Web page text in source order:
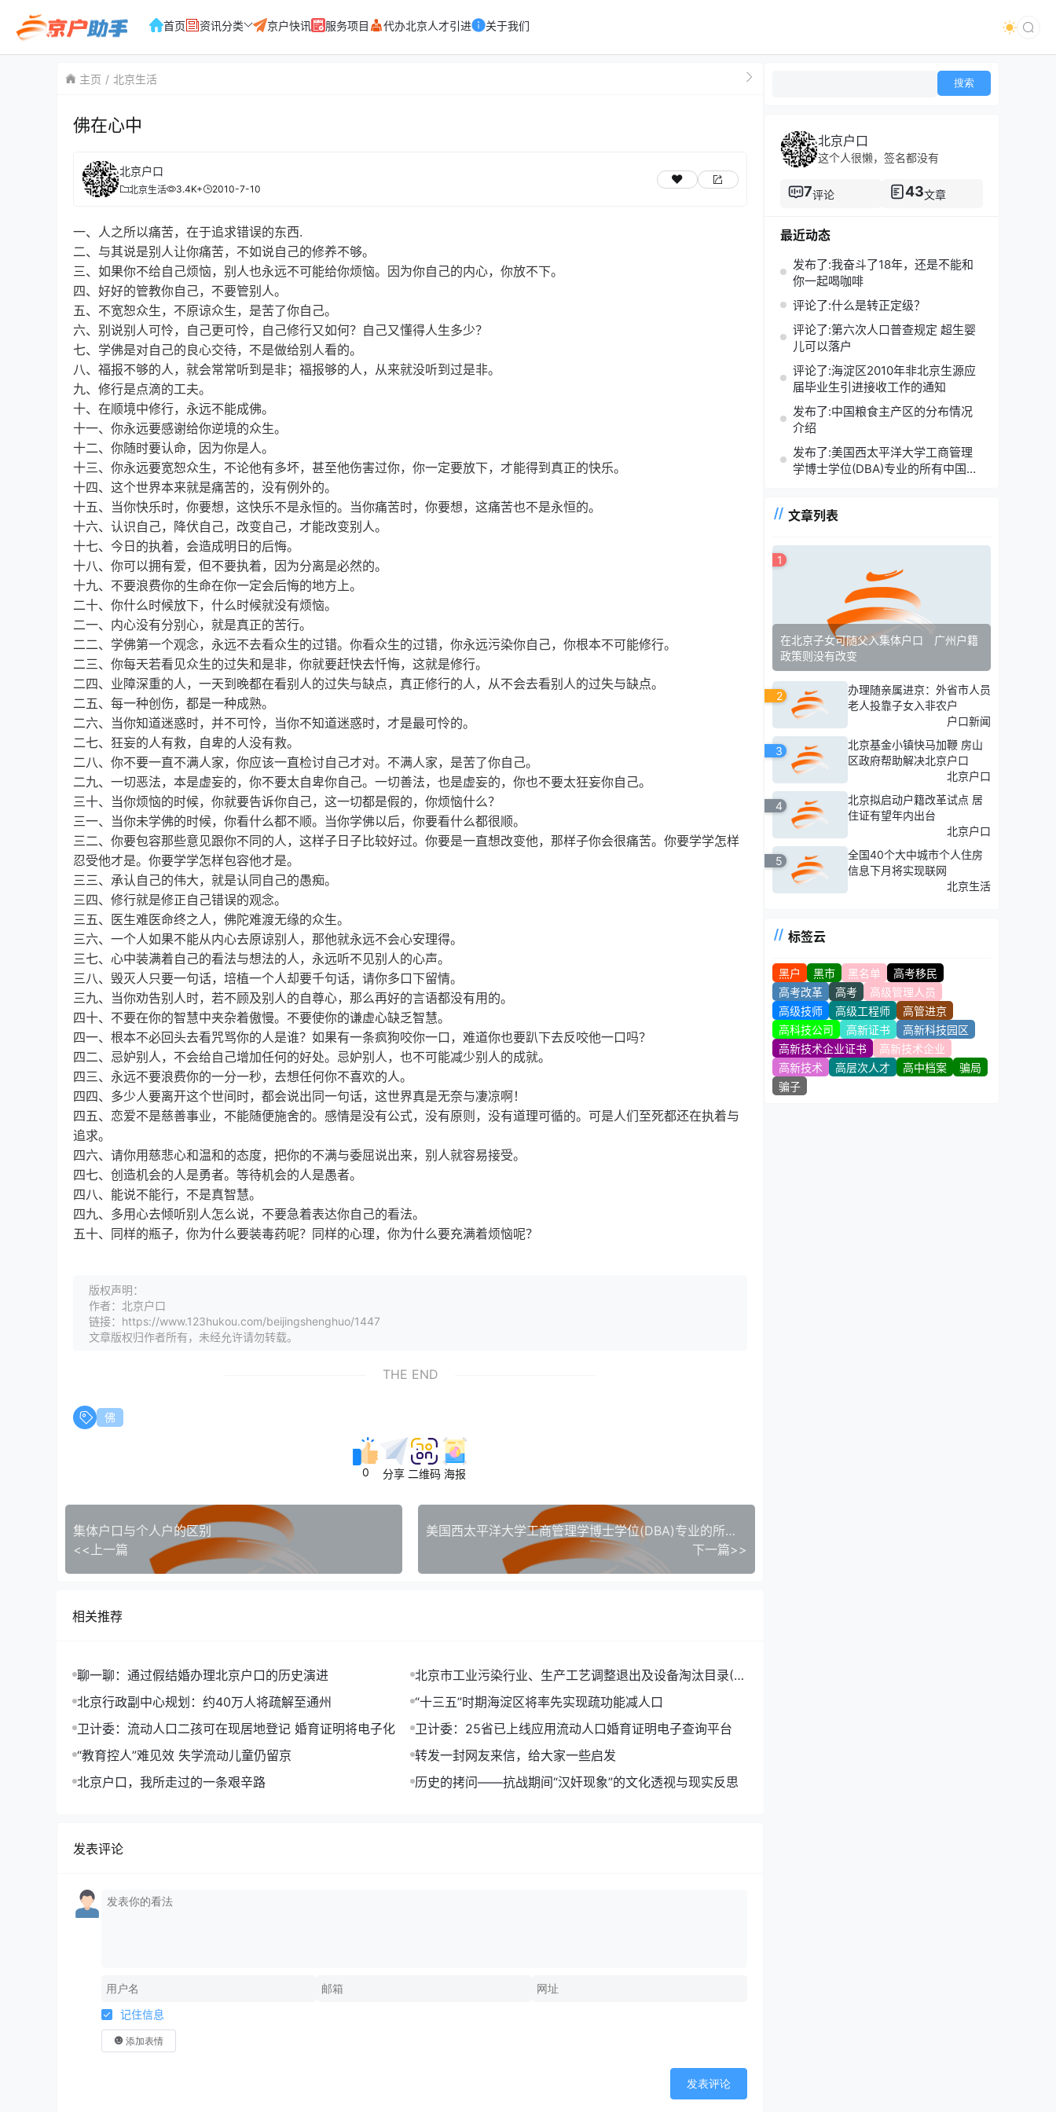
首页 资讯分类 京户快讯 服务项目 代办北京人才引进 关于我们
主页 北京生活
佛在心中
北京户口
北京生活 3.4K+ 2010-7-10
一、人之所以痛苦，在于追求错误的东西.
二、与其说是别人让你痛苦，不如说自己的修养不够。
三、如果你不给自己烦恼，别人也永远不可能给你烦恼。因为你自己的内心，你放不下。
四、好好的管教你自己，不要管别人。
五、不宽恕众生，不原谅众生，是苦了你自己。
六、别说别人可怜，自己更可怜，自己修行又如何？自己又懂得人生多少？
七、学佛是对自己的良心交待，不是做给别人看的。
八、福报不够的人，就会常常听到是非；福报够的人，从来就没听到过是非。
九、修行是点滴的工夫。
十、在顺境中修行，永远不能成佛。
十一、你永远要感谢给你逆境的众生。
十二、你随时要认命，因为你是人。
十三、你永远要宽恕众生，不论他有多坏，甚至他伤害过你，你一定要放下，才能得到真正的快乐。
十四、这个世界本来就是痛苦的，没有例外的。
十五、当你快乐时，你要想，这快乐不是永恒的。当你痛苦时，你要想，这痛苦也不是永恒的。
十六、认识自己，降伏自己，改变自己，才能改变别人。
十七、今日的执着，会造成明日的后悔。
十八、你可以拥有爱，但不要执着，因为分离是必然的。
十九、不要浪费你的生命在你一定会后悔的地方上。
二十、你什么时候放下，什么时候就没有烦恼。
二一、内心没有分别心，就是真正的苦行。
二二、学佛第一个观念，永远不去看众生的过错。你看众生的过错，你永远污染你自己，你根本不可能修行。
二三、你每天若看见众生的过失和是非，你就要赶快去忏悔，这就是修行。
二四、业障深重的人，一天到晚都在看别人的过失与缺点，真正修行的人，从不会去看别人的过失与缺点。
二五、每一种创伤，都是一种成熟。
二六、当你知道迷惑时，并不可怜，当你不知道迷惑时，才是最可怜的。
二七、狂妄的人有救，自卑的人没有救。
二八、你不要一直不满人家，你应该一直检讨自己才对。不满人家，是苦了你自己。
二九、一切恶法，本是虚妄的，你不要太自卑你自己。一切善法，也是虚妄的，你也不要太狂妄你自己。
三十、当你烦恼的时候，你就要告诉你自己，这一切都是假的，你烦恼什么？
三一、当你未学佛的时候，你看什么都不顺。当你学佛以后，你要看什么都很顺。
三二、你要包容那些意见跟你不同的人，这样子日子比较好过。你要是一直想改变他，那样子你会很痛苦。你要学学怎样
忍受他才是。你要学学怎样包容他才是。
三三、承认自己的伟大，就是认同自己的愚痴。
三四、修行就是修正自己错误的观念。
三五、医生难医命终之人，佛陀难渡无缘的众生。
三六、一个人如果不能从内心去原谅别人，那他就永远不会心安理得。
三七、心中装满着自己的看法与想法的人，永远听不见别人的心声。
三八、毁灭人只要一句话，培植一个人却要千句话，请你多口下留情。
三九、当你劝告别人时，若不顾及别人的自尊心，那么再好的言语都没有用的。
四十、不要在你的智慧中夹杂着傲慢。不要使你的谦虚心缺乏智慧。
四一、根本不必回头去看咒骂你的人是谁？如果有一条疯狗咬你一口，难道你也要趴下去反咬他一口吗？
四二、忌妒别人，不会给自己增加任何的好处。忌妒别人，也不可能减少别人的成就。
四三、永远不要浪费你的一分一秒，去想任何你不喜欢的人。
四四、多少人要离开这个世间时，都会说出同一句话，这世界真是无奈与凄凉啊！
四五、恋爱不是慈善事业，不能随便施舍的。感情是没有公式，没有原则，没有道理可循的。可是人们至死都还在执着与
追求。
四六、请你用慈悲心和温和的态度，把你的不满与委屈说出来，别人就容易接受。
四七、创造机会的人是勇者。等待机会的人是愚者。
四八、能说不能行，不是真智慧。
四九、多用心去倾听别人怎么说，不要急着表达你自己的看法。
五十、同样的瓶子，你为什么要装毒药呢？同样的心理，你为什么要充满着烦恼呢？
版权声明：
作者：北京户口
链接：https://www.123hukou.com/beijingshenghuo/1447
文章版权归作者所有，未经允许请勿转载。
THE END
佛
0 分享 二维码 海报
集体户口与个人户的区别
<<上一篇
美国西太平洋大学工商管理学博士学位(DBA)专业的所有中国籍学员名单
下一篇>>
相关推荐
聊一聊：通过假结婚办理北京户口的历史演进
北京市工业污染行业、生产工艺调整退出及设备淘汰目录(2
014年版)
北京行政副中心规划：约40万人将疏解至通州
“十三五”时期海淀区将率先实现疏功能减人口
卫计委：流动人口二孩可在现居地登记 婚育证明将电子化
卫计委：25省已上线应用流动人口婚育证明电子查询平台
“教育控人”难见效 失学流动儿童仍留京
转发一封网友来信，给大家一些启发
北京户口，我所走过的一条艰辛路
历史的拷问——抗战期间“汉奸现象”的文化透视与现实反思
发表评论
记住信息
添加表情
发表评论
北京户口
这个人很懒，签名都没有
7评论 43文章
最近动态
发布了:我奋斗了18年，还是不能和
你一起喝咖啡
评论了:什么是转正定级？
评论了:第六次人口普查规定 超生婴
儿可以落户
评论了:海淀区2010年非北京生源应
届毕业生引进接收工作的通知
发布了:中国粮食主产区的分布情况
介绍
发布了:美国西太平洋大学工商管理
学博士学位(DBA)专业的所有中国籍
文章列表
1
在北京子女可随父入集体户口 广州户籍
政策则没有改变
2
办理随亲属进京：外省市人员
老人投靠子女入非农户
户口新闻
3
北京基金小镇快马加鞭 房山
区政府帮助解决北京户口
北京户口
4
北京拟启动户籍改革试点 居
住证有望年内出台
北京户口
5
全国40个大中城市个人住房
信息下月将实现联网
北京生活
标签云
黑户 黑市 黑名单
高考移民
高考改革
高考
高级管理人员
高级技师
高级工程师
高管进京
高科技公司
高新证书
高新科技园区
高新技术企业证书
高新技术企业
高新技术
高层次人才 高中档案
骗局
骗子